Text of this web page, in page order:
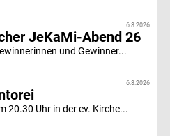
6.8.2026
JeKaMi-Abend 26
und Gewinner...
6.8.2026
20.30 Uhr in der ev. Kirche...